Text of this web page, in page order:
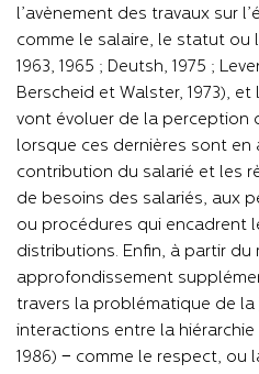
l’avènement des travaux sur
comme le salaire, le statut ou
1963, 1965 ; Deutsh, 1975 ;
Berscheid et Walster, 1973),
vont évoluer de la perception
lorsque ces dernières sont en
contribution du salarié et les
de besoins des salariés, aux
ou procédures qui encadrent
distributions. Enfin, à partir du
approfondissement
travers la problématique de
interactions entre la
1986) − comme le respect, ou